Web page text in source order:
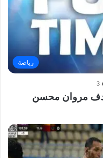
رياضة
3
مروان محسن